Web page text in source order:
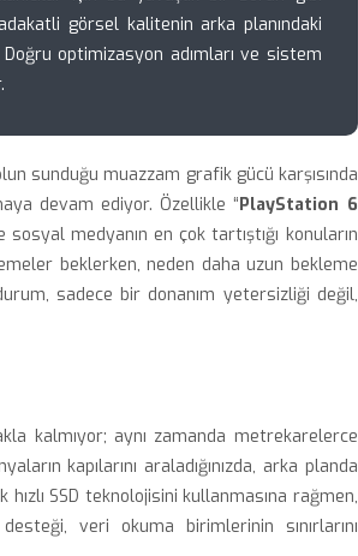
görsel kalitenin arka planındaki
optimizasyon adımları ve sistem
sunduğu muazzam grafik gücü karşısında
devam ediyor. Özellikle “PlayStation 6
medyanın en çok tartıştığı konuların
beklerken, neden daha uzun bekleme
sadece bir donanım yetersizliği değil,
kalmıyor; aynı zamanda metrekarelerce
kapılarını araladığınızda, arka planda
hızlı SSD teknolojisini kullanmasına rağmen,
veri okuma birimlerinin sınırlarını